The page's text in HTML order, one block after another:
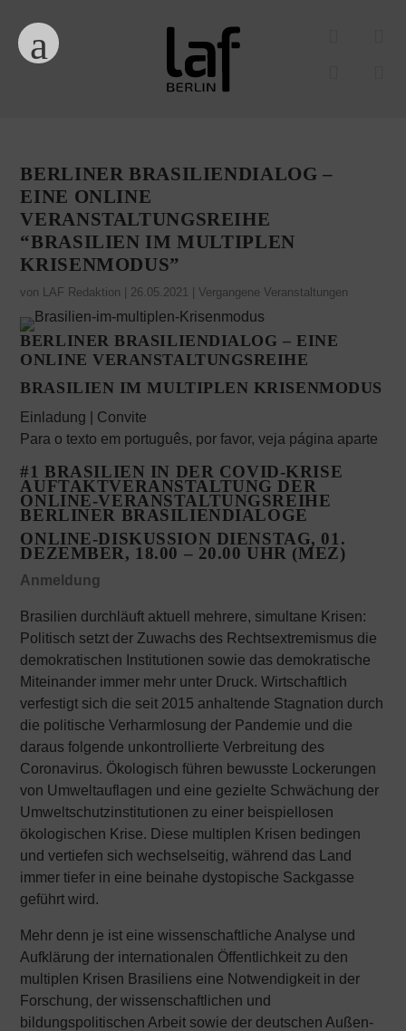
BERLINER BRASILIENDIALOG –
EINE ONLINE
VERANSTALTUNGSREIHE
“BRASILIEN IM MULTIPLEN
KRISENMODUS”
von LAF Redaktion 26.05.2021 |Vergangene Veranstaltungen
BERLINER BRASILIENDIALOG – EINE
ONLINE VERANSTALTUNGSREIHE
BRASILIEN IM MULTIPLEN KRISENMODUS
Einladung | Convite
Para o texto em português, por favor, veja página aparte
#1 BRASILIEN IN DER COVID-KRISE
AUFTAKTVERANSTALTUNG DER
ONLINE-VERANSTALTUNGSREIHE
BERLINER BRASILIENDIALOGE
ONLINE-DISKUSSION DIENSTAG, 01.
DEZEMBER, 18.00 – 20.00 UHR (MEZ)
Anmeldung
Brasilien durchläuft aktuell mehrere, simultane Krisen:
Politisch setzt der Zuwachs des Rechtsextremismus die
demokratischen Institutionen sowie das demokratische
Miteinander immer mehr unter Druck. Wirtschaftlich
verfestigt sich die seit 2015 anhaltende Stagnation durch
die politische Verharmlosung der Pandemie und die
daraus folgende unkontrollierte Verbreitung des
Coronavirus. Ökologisch führen bewusste Lockerungen
von Umweltauflagen und eine gezielte Schwächung der
Umweltschutzinstitutionen zu einer beispiellosen
ökologischen Krise. Diese multiplen Krisen bedingen
und vertiefen sich wechselseitig, während das Land
immer tiefer in eine beinahe dystopische Sackgasse
geführt wird.
Mehr denn je ist eine wissenschaftliche Analyse und
Aufklärung der internationalen Öffentlichkeit zu den
multiplen Krisen Brasiliens eine Notwendigkeit in der
Forschung, der wissenschaftlichen und
bildungspolitischen Arbeit sowie der deutschen Außen-